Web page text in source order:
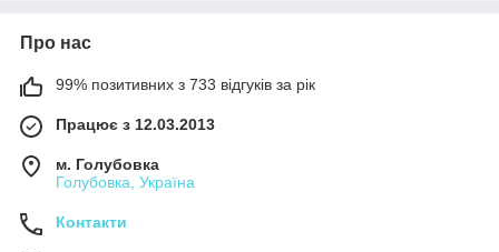
Про нас
99% позитивних з 733 відгуків за рік
Працює з 12.03.2013
м. Голубовка
Голубовка, Україна
Контакти